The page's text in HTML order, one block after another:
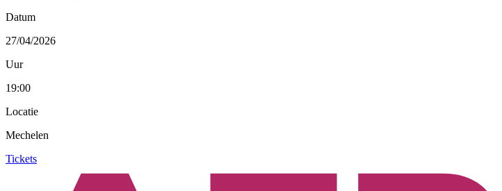
Datum
27/04/2026
Uur
19:00
Locatie
Mechelen
Tickets